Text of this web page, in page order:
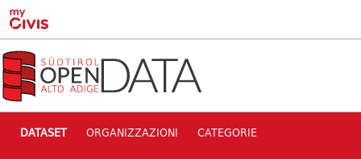
Skip to main content
DATASET ORGANIZZAZIONI CATEGORIE